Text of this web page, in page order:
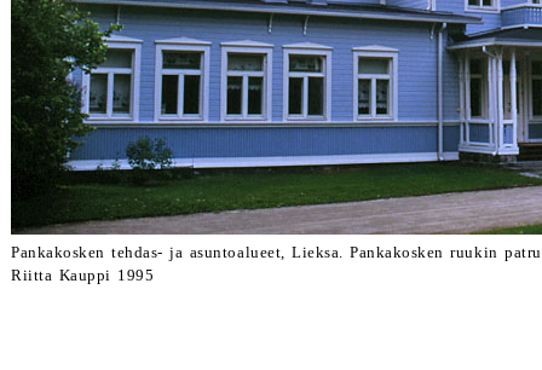
Pankakosken tehdas- ja asuntoalueet, Lieksa. Pankakosken ruukin
Riitta Kauppi 1995